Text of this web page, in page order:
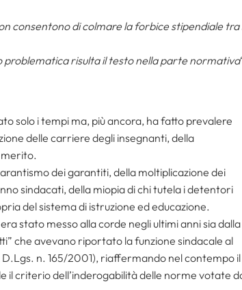
consentono di colmare la forbice stipendiale tra
risulta il testo nella parte normativa
solo i tempi ma, più ancora, ha fatto prevalere
delle carriere degli insegnanti, della
merito.
dei garantiti, della moltiplicazione dei
sindacati, della miopia di chi tutela i detentori
del sistema di istruzione ed educazione.
stato messo alla corde negli ultimi anni sia dalla
che avevano riportato la funzione sindacale al
n. 165/2001), riaffermando nel contempo il
il criterio dell’inderogabilità delle norme votate